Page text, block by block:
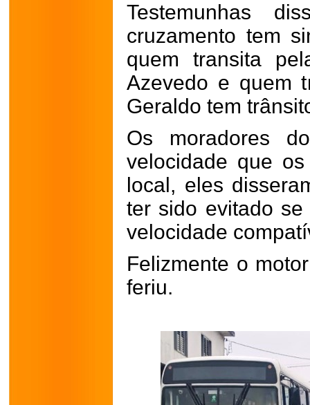
Testemunhas
cruzamento tem
quem transita
Azevedo e quem
Geraldo tem
Os moradores
velocidade que
local, eles
ter sido evitado
velocidade
Felizmente o
feriu.